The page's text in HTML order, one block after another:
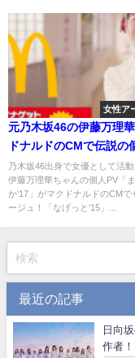
女性ア
元乃木坂46の伊藤万理
ドナルドのCMで伝説の
PV「まりっか'17」をセ
ージュ！ファンの反応は
乃木坂46出身で女優として活
伊藤万理華ちゃんの個人PV「
か'17」がマクドナルドのCMで
ージュ！「なげっと'15」...
最近の記事
日向
作者